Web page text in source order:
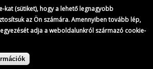
kat (sütiket), hogy a lehető legnagyobb
az Ön számára. Amennyiben tovább lép,
adja a weboldalunkról származó cookie-
István